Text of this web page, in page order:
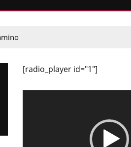
[radio_player id="1"]